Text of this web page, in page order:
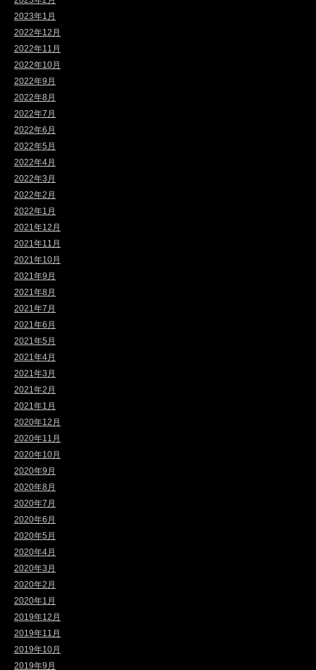
2023年1月
2022年12月
2022年11月
2022年10月
2022年9月
2022年8月
2022年7月
2022年6月
2022年5月
2022年4月
2022年3月
2022年2月
2022年1月
2021年12月
2021年11月
2021年10月
2021年9月
2021年8月
2021年7月
2021年6月
2021年5月
2021年4月
2021年3月
2021年2月
2021年1月
2020年12月
2020年11月
2020年10月
2020年9月
2020年8月
2020年7月
2020年6月
2020年5月
2020年4月
2020年3月
2020年2月
2020年1月
2019年12月
2019年11月
2019年10月
2019年9月